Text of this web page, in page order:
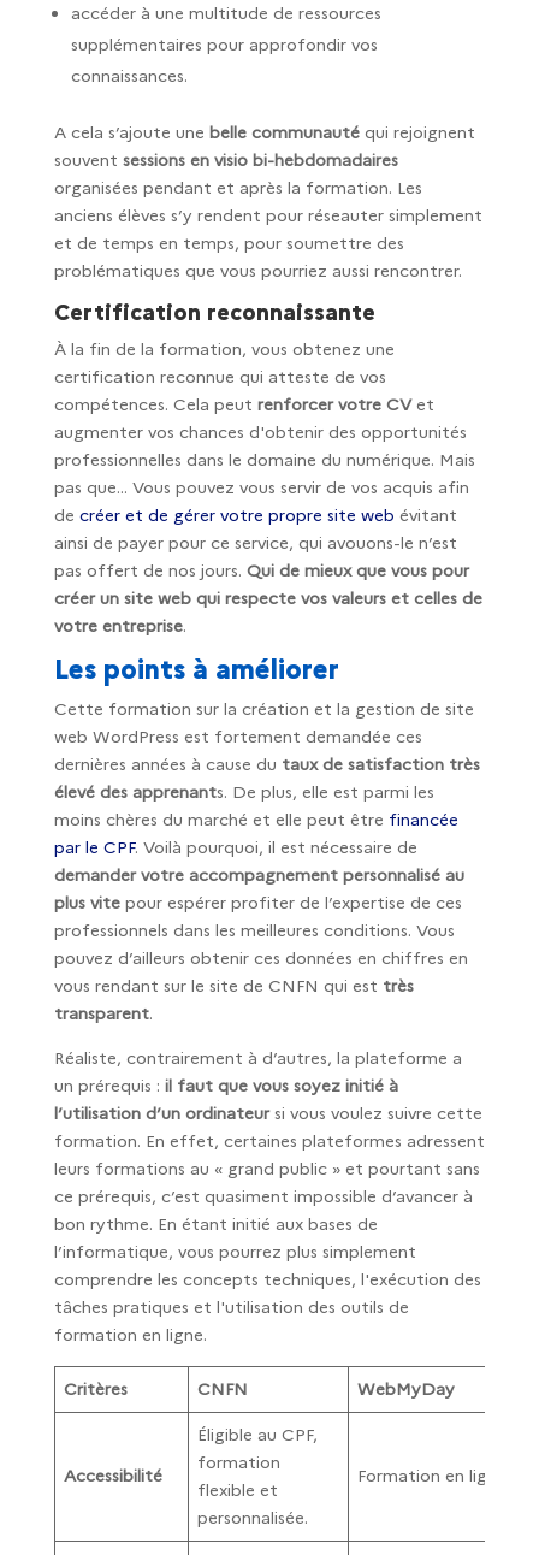
accéder à une multitude de ressources
supplémentaires pour approfondir vos
connaissances.
A cela s’ajoute une belle communautéqui rejoignent
souvent sessions en visio bi-hebdomadaires
organisées pendant et après la formation. Les
anciens élèves s’y rendent pour réseauter simplement
et de temps en temps, pour soumettre des
problématiques que vous pourriez aussi rencontrer.
Certification reconnaissante
À la fin de la formation, vous obtenez une
certification reconnue qui atteste de vos
compétences. Cela peut renforcer votre CVet
augmenter vos chances d'obtenir des opportunités
professionnelles dans le domaine du numérique. Mais
pas que… Vous pouvez vous servir de vos acquis afin
de créer et de gérer votre propre site web évitant
ainsi de payer pour ce service, qui avouons-le n’est
pas offert de nos jours. Qui de mieux que vous pour
créer un site web qui respecte vos valeurs et celles de
votre entreprise.
Les points à améliorer
Cette formation sur la création et la gestion de site
web WordPress est fortement demandée ces
dernières années à cause du taux de satisfaction très
élevé des apprenants. De plus, elle est parmi les
moins chères du marché et elle peut être financée
par le CPF. Voilà pourquoi, il est nécessaire de
demander votre accompagnement personnalisé au
plus vitepour espérer profiter de l’expertise de ces
professionnels dans les meilleures conditions. Vous
pouvez d’ailleurs obtenir ces données en chiffres en
vous rendant sur le site de CNFN qui est très
transparent.
Réaliste, contrairement à d’autres, la plateforme a
un prérequis : il faut que vous soyez initié à
l’utilisation d’un ordinateursi vous voulez suivre cette
formation. En effet, certaines plateformes adressent
leurs formations au « grand public » et pourtant sans
ce prérequis, c’est quasiment impossible d’avancer à
bon rythme. En étant initié aux bases de
l’informatique, vous pourrez plus simplement
comprendre les concepts techniques, l'exécution des
tâches pratiques et l'utilisation des outils de
formation en ligne.
Critères CNFN WebMyDay
Accessibilité
Éligible au CPF,
formation
flexible et
personnalisée.
Formation en ligne